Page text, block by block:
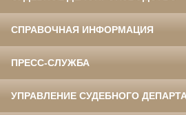
СПРАВОЧНАЯ ИНФОРМАЦИЯ
ПРЕСС-СЛУЖБА
УПРАВЛЕНИЕ СУДЕБНОГО